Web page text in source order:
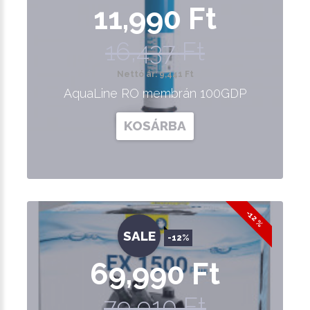
11,990 Ft
16,437 Ft
Nettó ár: 9,441 Ft
AquaLine RO membrán 100GDP
KOSÁRBA
-12 %
SALE -12%
69,990 Ft